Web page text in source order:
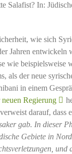
Salafist? In:
wie sich
Jahren entwickeln
wie beispielsweise
als der neue
in einem
Regierung
darauf, dass
gab. In dieser
Gebiete in
und